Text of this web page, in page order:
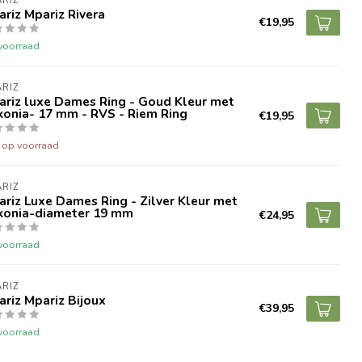
Mpariz Rivera €19,95
luxe Dames Ring - Goud Kleur met
17 mm - RVS - Riem Ring
voorraad
€19,95
Luxe Dames Ring - Zilver Kleur met
diameter 19 mm €24,95
Mpariz Bijoux €39,95